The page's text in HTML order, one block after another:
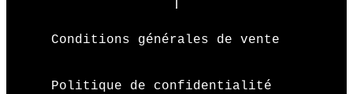
Conditions générales de vente
Politique de confidentialité